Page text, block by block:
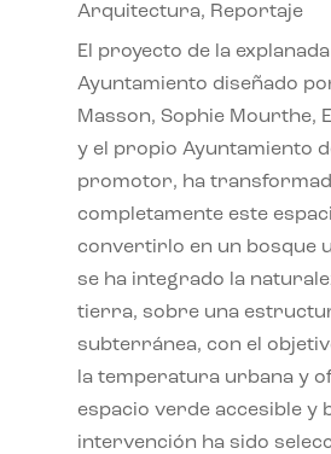
Arquitectura, Reportaje
El proyecto de la explanada
Ayuntamiento diseñado
Masson, Sophie Mourthe,
y el propio Ayuntamiento
promotor, ha
completamente este
convertirlo en un bosque
se ha integrado la
tierra, sobre una
subterránea, con el
la temperatura urbana y
espacio verde accesible y
intervención ha sido